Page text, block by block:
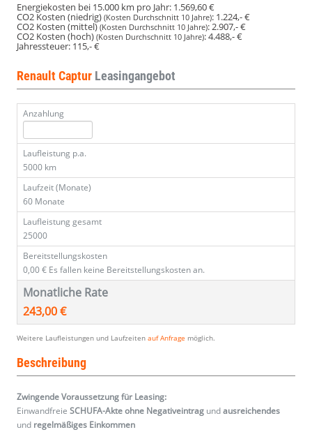
Energiekosten bei 15.000 km pro Jahr: 1.569,60 €
CO2 Kosten (niedrig) (Kosten Durchschnitt 10 Jahre): 1.224,- €
CO2 Kosten (mittel)(Kosten Durchschnitt 10 Jahre):2.907,- €
CO2 Kosten (hoch) (Kosten Durchschnitt 10 Jahre):4.488,- €
Jahressteuer: 115,- €
Renault Captur Leasingangebot
Anzahlung
Laufleistung p.a.
5000 km
Laufzeit (Monate)
60 Monate
Laufleistung gesamt
25000
Bereitstellungskosten
0,00 € Es fallen keine Bereitstellungskosten an.
Monatliche Rate
243,00 €
Weitere Laufleistungen und Laufzeiten auf Anfrage möglich.
Beschreibung
Zwingende Voraussetzung für Leasing:
Einwandfreie SCHUFA-Akte ohne Negativeintrag undausreichendes
und regelmäßiges Einkommen